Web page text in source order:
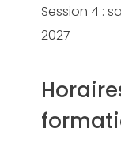
Session 4 :
2027